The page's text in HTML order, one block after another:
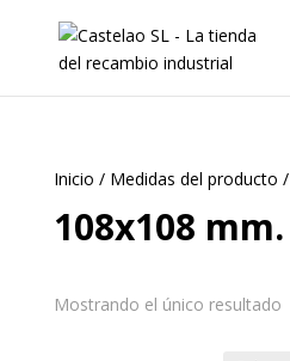
Inicio / Medidas del producto /
108x108 mm.
Mostrando el único resultado